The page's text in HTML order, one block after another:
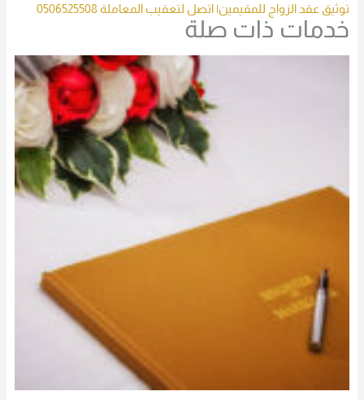
توثيق عقد الزواج للمقيمين| اتصل لتعقيب المعاملة 0506525508
خدمات ذات صلة